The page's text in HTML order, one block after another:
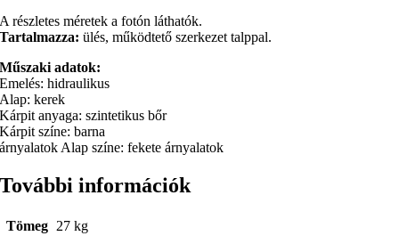
A részletes méretek a fotón láthatók.
Tartalmazza: ülés, működtető szerkezet talppal.
Műszaki adatok:
Emelés: hidraulikus
Alap: kerek
Kárpit anyaga: szintetikus bőr
Kárpit színe: barna
árnyalatok Alap színe: fekete árnyalatok
További információk
Tömeg 27 kg